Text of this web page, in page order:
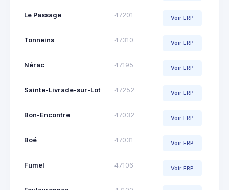
Le Passage 47201 Voir ERP
Tonneins 47310 Voir ERP
Nérac 47195 Voir ERP
Sainte-Livrade-sur-Lot 47252 Voir ERP
Bon-Encontre 47032 Voir ERP
Boé 47031 Voir ERP
Fumel 47106 Voir ERP